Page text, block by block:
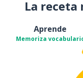
La receta
Aprende
Memoriza